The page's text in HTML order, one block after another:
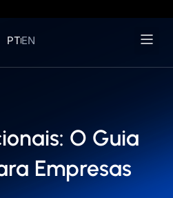
PTEN
O Guia
Empresas